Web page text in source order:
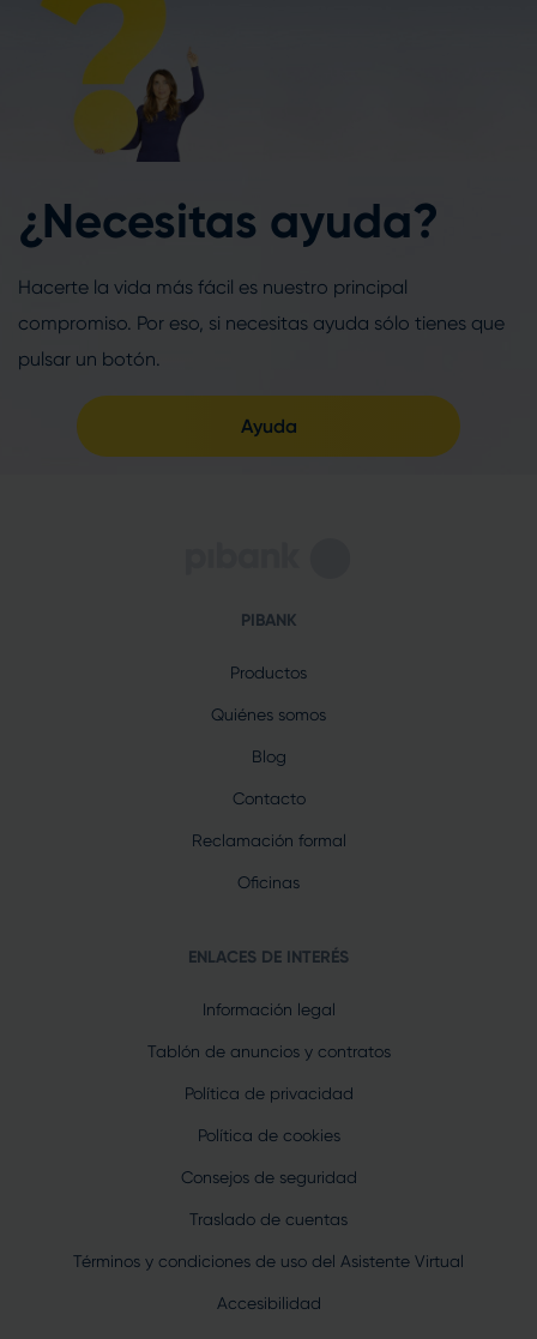
¿Necesitas ayuda?
Hacerte la vida más fácil es nuestro principal
compromiso. Por eso, si necesitas ayuda sólo tienes que
pulsar un botón.
Ayuda
PIBANK
Productos
Quiénes somos
Blog
Contacto
Reclamación formal
Oficinas
ENLACES DE INTERÉS
Información legal
Tablón de anuncios y contratos
Política de privacidad
Política de cookies
Consejos de seguridad
Traslado de cuentas
Términos y condiciones de uso del Asistente Virtual
Accesibilidad